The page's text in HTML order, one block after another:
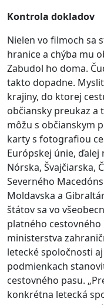
Kontrola dokladov
Nielen vo filmoch sa
hranice a chýba mu
Zabudol ho doma.
takto dopadne.
krajiny, do ktorej
občiansky preukaz a
môžu s občianskym
karty s fotografiou
Európskej únie, ďalej
Nórska, Švajčiarska,
Severného
Moldavska a
štátov sa vo
platného cestovného
ministerstva
letecké spoločnosti
podmienkach
cestovného pasu.
konkrétna letecká